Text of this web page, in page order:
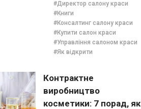
#Директор салону краси
#Книги
#Консалтинг салону краси
#Купити салон краси
#Управління салоном краси
#Як відкрити
Контрактне
виробництво
косметики: 7 порад, як